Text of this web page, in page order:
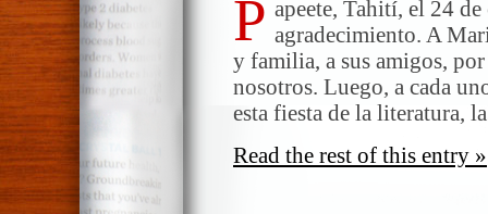
P apeete, Tahití, el 24
agradecimiento. A
y familia, a sus amigos,
nosotros. Luego, a cada
esta fiesta de la literatura,
Read the rest of this entry »